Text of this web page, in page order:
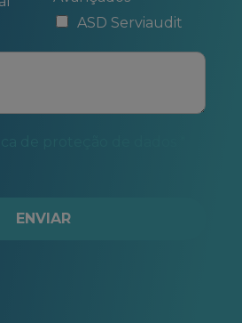
ASD Serviços